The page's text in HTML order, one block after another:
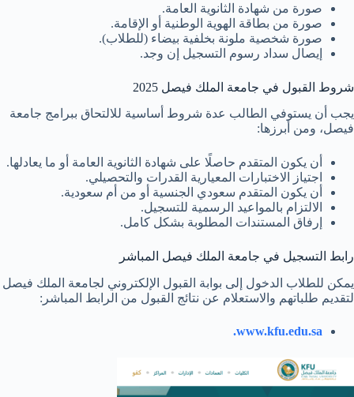
صورة من شهادة الثانوية العامة.
صورة من بطاقة الهوية الوطنية أو الإقامة.
صورة شخصية ملونة بخلفية بيضاء (للطلاب).
إيصال سداد رسوم التسجيل إن وجد.
شروط القبول في جامعة الملك فيصل 2025
يجب أن يستوفي الطالب عدة شروط أساسية للالتحاق ببرامج جامعة
فيصل، ومن أبرزها:
أن يكون المتقدم حاصلًا على شهادة الثانوية العامة أو ما يعادلها.
اجتياز الاختبارات المعيارية القدرات والتحصيلي.
أن يكون المتقدم سعودي الجنسية أو من أم سعودية.
الالتزام بالمواعيد الرسمية للتسجيل.
إرفاق المستندات المطلوبة بشكل كامل.
رابط التسجيل في جامعة الملك فيصل المباشر
يمكن للطلاب الدخول إلى بوابة القبول الإلكتروني لجامعة الملك فيصل
لتقديم طلباتهم والاستعلام عن نتائج القبول من الرابط المباشر:
www.kfu.edu.sa.